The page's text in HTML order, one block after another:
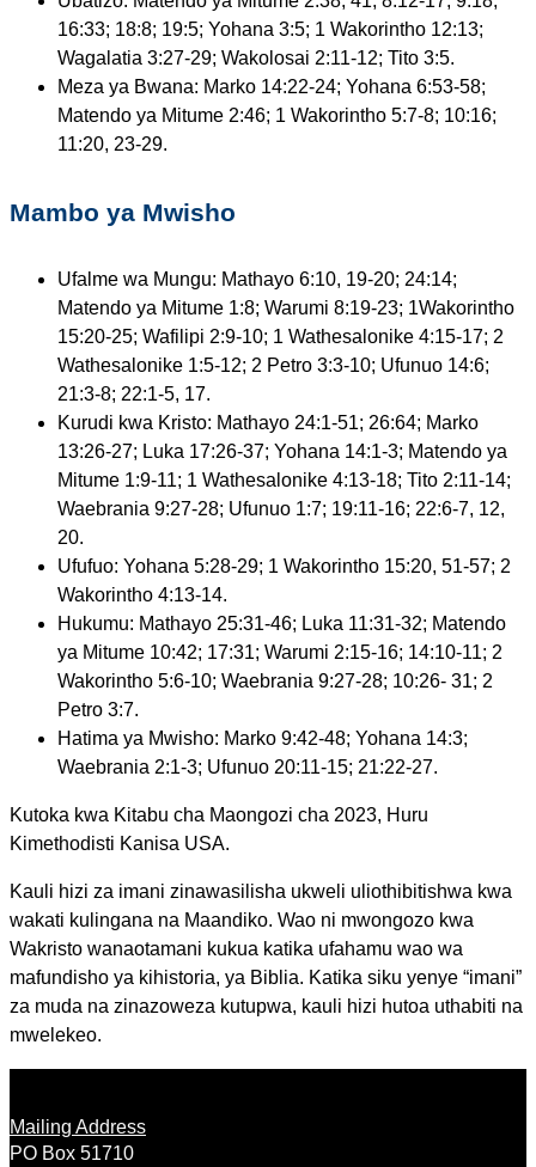
16:33; 18:8; 19:5; Yohana 3:5; 1 Wakorintho 12:13;
Wagalatia 3:27-29; Wakolosai 2:11-12; Tito 3:5.
Meza ya Bwana: Marko 14:22-24; Yohana 6:53-58;
Matendo ya Mitume 2:46; 1 Wakorintho 5:7-8; 10:16;
11:20, 23-29.
Mambo ya Mwisho
Ufalme wa Mungu: Mathayo 6:10, 19-20; 24:14;
Matendo ya Mitume 1:8; Warumi 8:19-23; 1Wakorintho
15:20-25; Wafilipi 2:9-10; 1 Wathesalonike 4:15-17; 2
Wathesalonike 1:5-12; 2 Petro 3:3-10; Ufunuo 14:6;
21:3-8; 22:1-5, 17.
Kurudi kwa Kristo: Mathayo 24:1-51; 26:64; Marko
13:26-27; Luka 17:26-37; Yohana 14:1-3; Matendo ya
Mitume 1:9-11; 1 Wathesalonike 4:13-18; Tito 2:11-14;
Waebrania 9:27-28; Ufunuo 1:7; 19:11-16; 22:6-7, 12,
20.
Ufufuo: Yohana 5:28-29; 1 Wakorintho 15:20, 51-57; 2
Wakorintho 4:13-14.
Hukumu: Mathayo 25:31-46; Luka 11:31-32; Matendo
ya Mitume 10:42; 17:31; Warumi 2:15-16; 14:10-11; 2
Wakorintho 5:6-10; Waebrania 9:27-28; 10:26- 31; 2
Petro 3:7.
Hatima ya Mwisho: Marko 9:42-48; Yohana 14:3;
Waebrania 2:1-3; Ufunuo 20:11-15; 21:22-27.
Kutoka kwa Kitabu cha Maongozi cha 2023, Huru
Kimethodisti Kanisa USA.
Kauli hizi za imani zinawasilisha ukweli uliothibitishwa kwa
wakati kulingana na Maandiko. Wao ni mwongozo kwa
Wakristo wanaotamani kukua katika ufahamu wao wa
mafundisho ya kihistoria, ya Biblia. Katika siku yenye “imani”
za muda na zinazoweza kutupwa, kauli hizi hutoa uthabiti na
mwelekeo.
Mailing Address
PO Box 51710